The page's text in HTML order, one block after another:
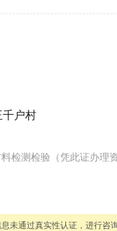
千户村
检测检验（凭此证办
未通过真实性认证，进行咨